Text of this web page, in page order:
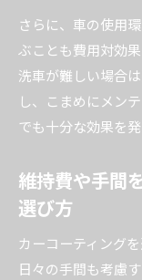
さらに、車の使用
ぶことも費用対効
洗車が難しい場合
し、こまめにメン
でも十分な効果を発
維持費や手間
選び方
カーコーティング
日々の手間も考慮